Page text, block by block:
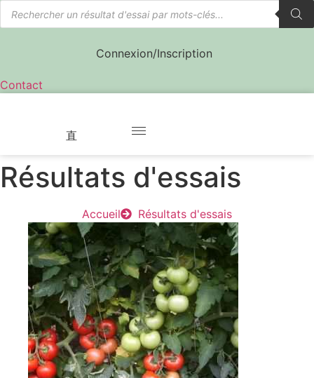
Aller
au
Recherche
de
produits
Connexion/Inscription
Contact
Résultats d'essais
Accueil Résultats d'essais